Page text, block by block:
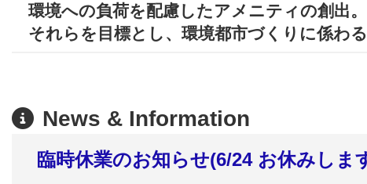
環境への負荷を配慮したアメニティの創出。
それらを目標とし、環境都市づくりに係わ
News & Information
臨時休業のお知らせ(6/24 お休みしま